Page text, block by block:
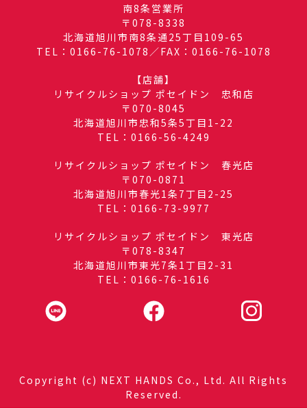
南8条営業所
〒078-8338
北海道旭川市南8条通25丁目109-65
TEL：0166-76-1078／FAX：0166-76-1078
【店舗】
リサイクルショップ ポセイドン 忠和店
〒070-8045
北海道旭川市忠和5条5丁目1-22
TEL：0166-56-4249
リサイクルショップ ポセイドン 春光店
〒070-0871
北海道旭川市春光1条7丁目2-25
TEL：0166-73-9977
リサイクルショップ ポセイドン 東光店
〒078-8347
北海道旭川市東光7条1丁目2-31
TEL：0166-76-1616
Copyright (c) NEXT HANDS Co., Ltd. All Rights
Reserved.